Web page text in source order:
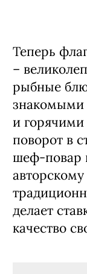
Теперь
–
рыбные
знакомыми
и
поворот в
шеф-повар
делает
качество